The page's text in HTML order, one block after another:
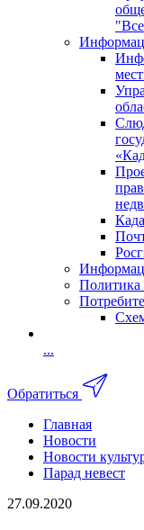
Политика
...
Обратиться
Главная
Новости
Новости
Парад невест
27.09.2020